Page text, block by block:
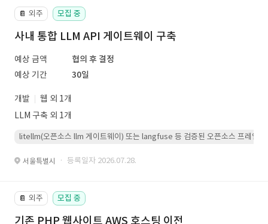
📔 외주 모집 중
사내 통합 LLM API 게이트웨이 구축
예상 금액
협의 후 결정
예상 기간
30일
개발
웹 외 1개
LLM 구축 외 1개
litellm(오픈소스 llm 게이트웨이) 또는 langfuse 등 검증된 오픈소스 프레임워
서울특별시 · 등록일자 2026.07.28.
📔 외주 모집 중
기존 PHP 웹사이트 AWS 호스팅 이전